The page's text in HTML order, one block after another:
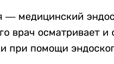
— медицинский
врач осматривает
при помощи